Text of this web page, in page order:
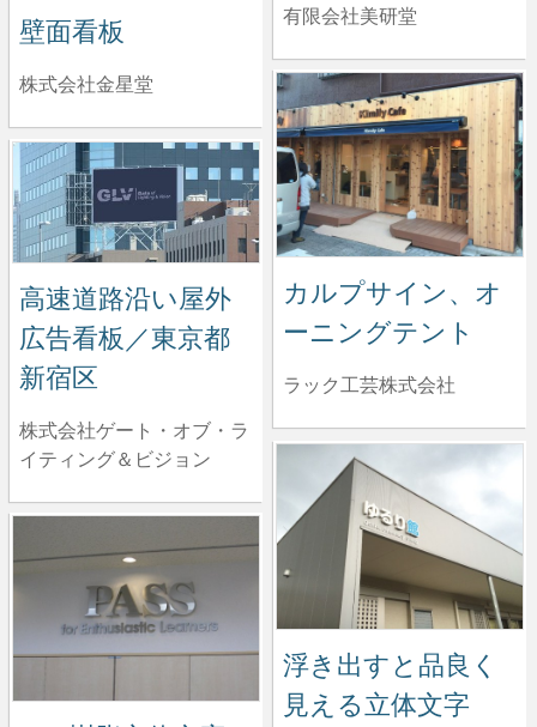
壁面看板
株式会社金星堂
有限会社美研堂
カルプサイン、オ
ーニングテント
ラック工芸株式会社
高速道路沿い屋外
広告看板／東京都
新宿区
株式会社ゲート・オブ・ラ
イティング＆ビジョン
浮き出すと品良く
見える立体文字